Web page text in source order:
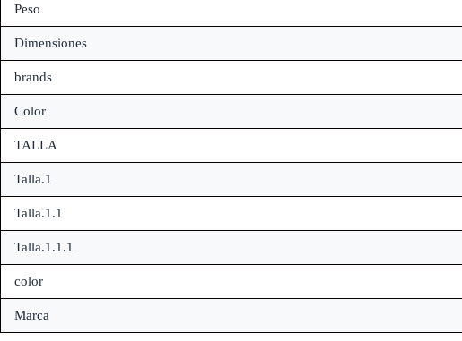
Peso
Dimensiones
brands
Color
TALLA
Talla.1
Talla.1.1
Talla.1.1.1
color
Marca